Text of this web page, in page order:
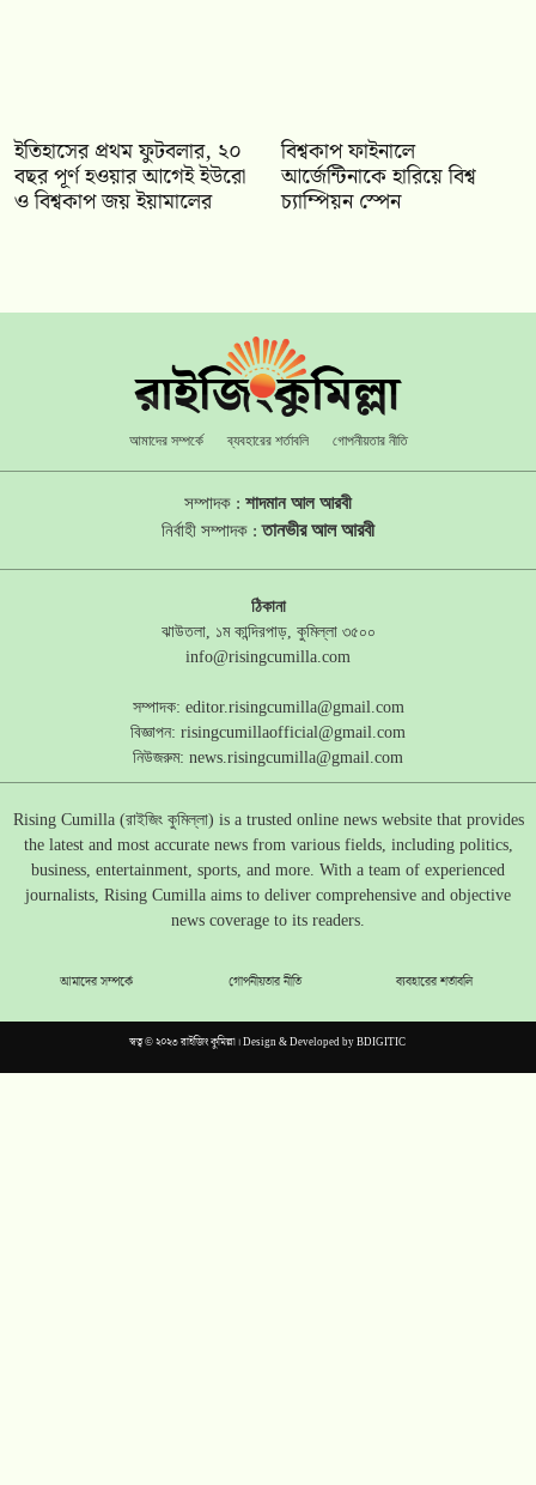
ইতিহাসের প্রথম ফুটবলার, ২০
বছর পূর্ণ হওয়ার আগেই ইউরো
ও বিশ্বকাপ জয় ইয়ামালের
বিশ্বকাপ ফাইনালে
আর্জেন্টিনাকে হারিয়ে বিশ্ব
চ্যাম্পিয়ন স্পেন
আমাদের সম্পর্কে ব্যবহারের শর্তাবলি গোপনীয়তার নীতি
সম্পাদক : শাদমান আল আরবী
নির্বাহী সম্পাদক :তানভীর আল আরবী
ঠিকানা
ঝাউতলা, ১ম কান্দিরপাড়, কুমিল্লা ৩৫০০
info@risingcumilla.com
সম্পাদক: editor.risingcumilla@gmail.com
বিজ্ঞাপন: risingcumillaofficial@gmail.com
নিউজরুম: news.risingcumilla@gmail.com
Rising Cumilla (রাইজিং কুমিল্লা) is a trusted online news website that provides
the latest and most accurate news from various fields, including politics,
business, entertainment, sports, and more. With a team of experienced
journalists, Rising Cumilla aims to deliver comprehensive and objective
news coverage to its readers.
আমাদের সম্পর্কে গোপনীয়তার নীতি ব্যবহারের শর্তাবলি
স্বত্ব © ২০২৩ রাইজিং কুমিল্লা। Design & Developed byBDIGITIC